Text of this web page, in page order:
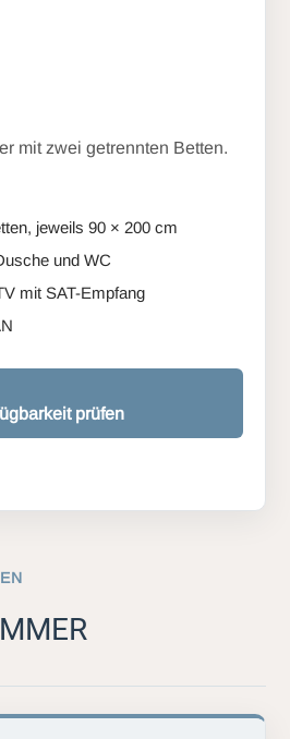
mit zwei getrennten Betten.
jeweils 90 × 200 cm
und WC
mit SAT-Empfang
prüfen